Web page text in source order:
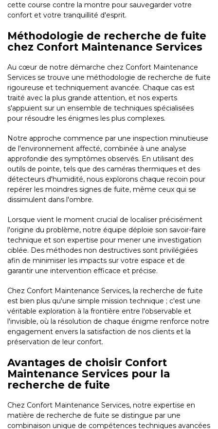
cette course contre la montre pour sauvegarder votre
confort et votre tranquillité d'esprit.
Méthodologie de recherche de fuite
chez Confort Maintenance Services
Au cœur de notre démarche chez Confort Maintenance
Services se trouve une méthodologie de recherche de fuite
rigoureuse et techniquement avancée. Chaque cas est
traité avec la plus grande attention, et nos experts
s'appuient sur un ensemble de techniques spécialisées
pour résoudre les énigmes les plus complexes.
Notre approche commence par une inspection minutieuse
de l'environnement affecté, combinée à une analyse
approfondie des symptômes observés. En utilisant des
outils de pointe, tels que des caméras thermiques et des
détecteurs d'humidité, nous explorons chaque recoin pour
repérer les moindres signes de fuite, même ceux qui se
dissimulent dans l'ombre.
Lorsque vient le moment crucial de localiser précisément
l'origine du problème, notre équipe déploie son savoir-faire
technique et son expertise pour mener une investigation
ciblée. Des méthodes non destructives sont privilégiées
afin de minimiser les impacts sur votre espace et de
garantir une intervention efficace et précise.
Chez Confort Maintenance Services, la recherche de fuite
est bien plus qu'une simple mission technique ; c'est une
véritable exploration à la frontière entre l'observable et
l'invisible, où la résolution de chaque énigme renforce notre
engagement envers la satisfaction de nos clients et la
préservation de leur confort.
Avantages de choisir Confort
Maintenance Services pour la
recherche de fuite
Chez Confort Maintenance Services, notre expertise en
matière de recherche de fuite se distingue par une
combinaison unique de compétences techniques avancées